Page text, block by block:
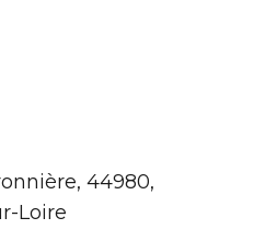
44980,
Loire